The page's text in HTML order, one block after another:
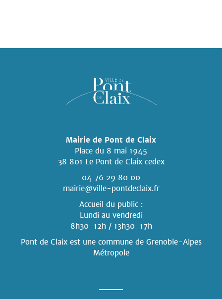
Mairie de Pont de Claix
Place du 8 mai 1945
38 801 Le Pont de Claix cedex
04 76 29 80 00
mairie@ville-pontdeclaix.fr
Accueil du public :
Lundi au vendredi
8h30-12h / 13h30-17h
Pont de Claix est une commune de Grenoble-Alpes
Métropole